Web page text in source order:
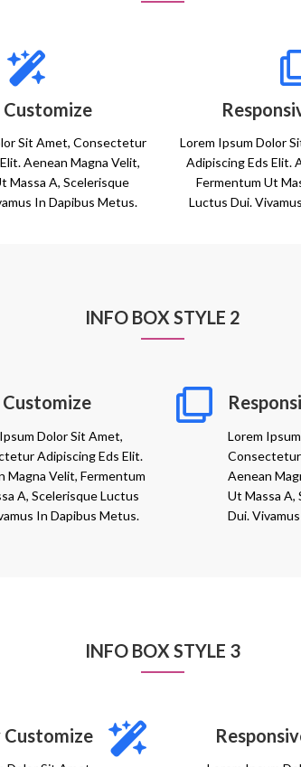
Customize
Sit Amet, Consectetur
Aenean Magna Velit,
Massa A, Scelerisque
In Dapibus Metus.
Lorem Ipsum Dolor
Adipiscing Eds Elit.
Fermentum Ut
Luctus Dui.
INFO BOX STYLE 2
Customize
Dolor Sit Amet,
Adipiscing Eds Elit.
Magna Velit, Fermentum
A, Scelerisque Luctus
In Dapibus Metus.
Lorem
Consectetur
Aenean
Ut Massa A,
Dui.
INFO BOX STYLE 3
Customize